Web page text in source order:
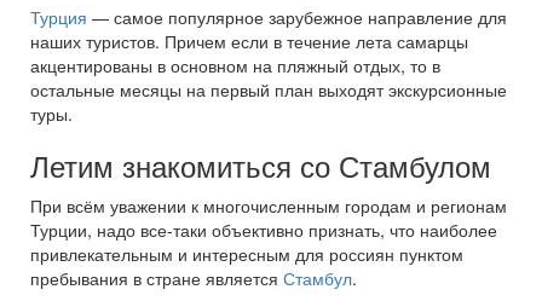
Турция — самое популярное зарубежное направление для
наших туристов. Причем если в течение лета самарцы
акцентированы в основном на пляжный отдых, то в
остальные месяцы на первый план выходят экскурсионные
туры.
Летим знакомиться со Стамбулом
При всём уважении к многочисленным городам и регионам
Турции, надо все-таки объективно признать, что наиболее
привлекательным и интересным для россиян пунктом
пребывания в стране является Стамбул.